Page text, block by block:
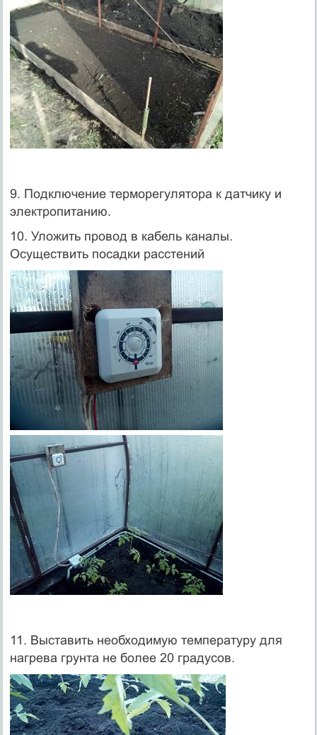
9. Подключение терморегулятора к датчику и
электропитанию.
10. Уложить провод в кабель каналы.
Осуществить посадки расстений
11. Выставить необходимую температуру для
нагрева грунта не более 20 градусов.